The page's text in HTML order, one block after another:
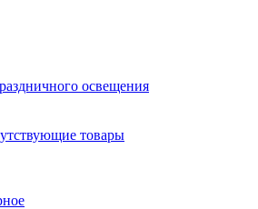
освещения
товары